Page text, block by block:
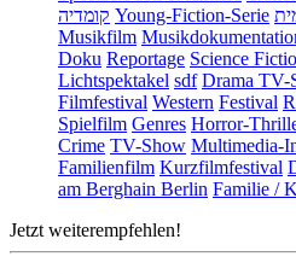
קומדיה Young-Fiction-Serie
Musikfilm
Doku Reportage Science
Lichtspektakel sdf Drama TV-
Filmfestival Western Festival
Spielfilm Genres Horror-
Crime TV-Show Multimedia-
Familienfilm Kurzfilmfestival
am Berghain Berlin Familie /
Jetzt weiterempfehlen!